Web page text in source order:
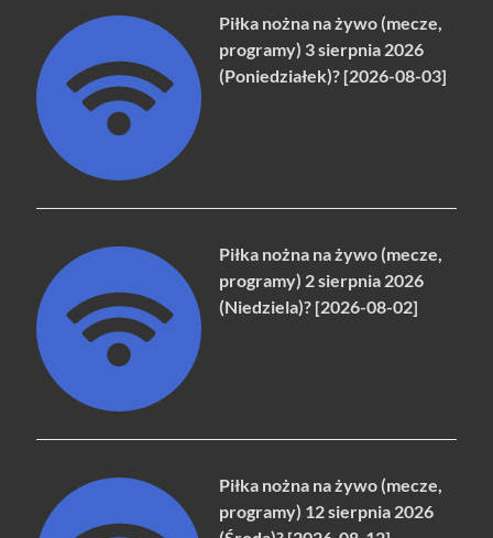
Piłka nożna na żywo (mecze,
programy) 3 sierpnia 2026
(Poniedziałek)? [2026-08-03]
Piłka nożna na żywo (mecze,
programy) 2 sierpnia 2026
(Niedziela)? [2026-08-02]
Piłka nożna na żywo (mecze,
programy) 12 sierpnia 2026